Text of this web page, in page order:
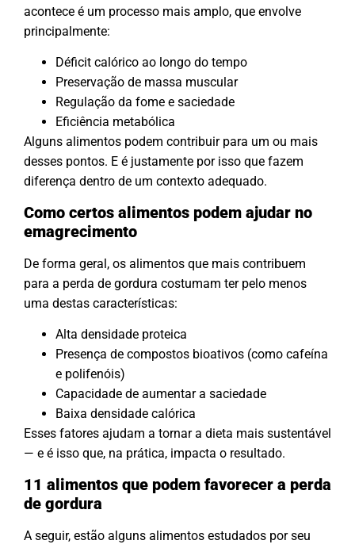
acontece é um processo mais amplo, que envolve
principalmente:
Déficit calórico ao longo do tempo
Preservação de massa muscular
Regulação da fome e saciedade
Eficiência metabólica
Alguns alimentos podem contribuir para um ou mais
desses pontos. E é justamente por isso que fazem
diferença dentro de um contexto adequado.
Como certos alimentos podem ajudar no
emagrecimento
De forma geral, os alimentos que mais contribuem
para a perda de gordura costumam ter pelo menos
uma destas características:
Alta densidade proteica
Presença de compostos bioativos (como cafeína
e polifenóis)
Capacidade de aumentar a saciedade
Baixa densidade calórica
Esses fatores ajudam a tornar a dieta mais sustentável
— e é isso que, na prática, impacta o resultado.
11 alimentos que podem favorecer a perda
de gordura
A seguir, estão alguns alimentos estudados por seu